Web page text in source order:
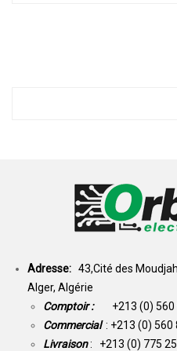
Adresse: 43,Cité des
Alger, Algérie
Comptoir : +213 (0) 560
Commercial : +213 (0) 560
Livraison: +213 (0) 775